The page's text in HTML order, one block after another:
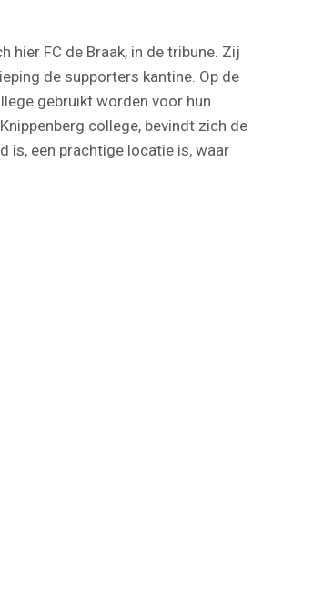
FC de Braak, in de tribune. Zij
de supporters kantine. Op de
gebruikt worden voor hun
college, bevindt zich de
is, een prachtige locatie is, waar